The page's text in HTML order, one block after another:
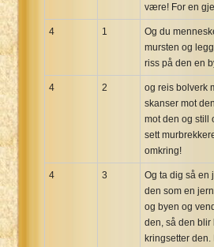
være! For en
4 1
Og du
mursten og
riss på den en
4 2
og reis bolverk
skanser mot
mot den og still
sett
omkring!
4 3
Og ta dig så en
den som en
og byen og
den, så den blir
kringsetter